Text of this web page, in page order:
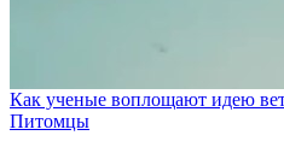
Как ученые воплощают идею
Питомцы